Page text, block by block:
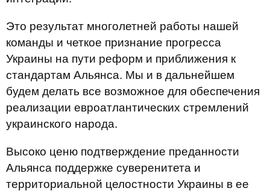
Это результат многолетней работы нашей
команды и четкое признание прогресса
Украины на пути реформ и приближения к
стандартам Альянса. Мы и в дальнейшем
будем делать все возможное для обеспечения
реализации евроатлантических стремлений
украинского народа.
Высоко ценю подтверждение преданности
Альянса поддержке суверенитета и
территориальной целостности Украины в ее